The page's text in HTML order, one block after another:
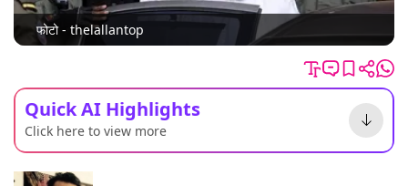
फोटो - thelallantop
Quick AI Highlights
Click here to view more